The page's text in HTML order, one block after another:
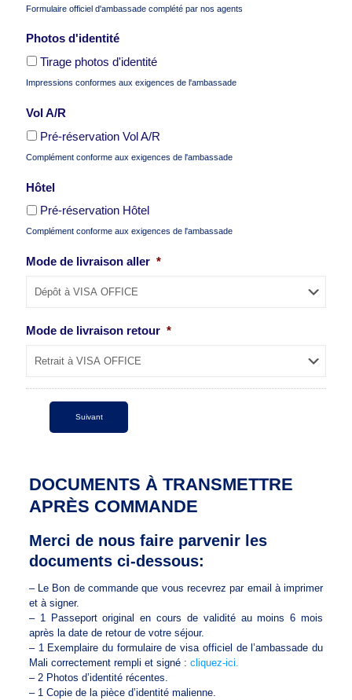
Formulaire officiel d'ambassade complété par nos agents
Photos d'identité
Tirage photos d'identité
Impressions conformes aux exigences de l'ambassade
Vol A/R
Pré-réservation Vol A/R
Complément conforme aux exigences de l'ambassade
Hôtel
Pré-réservation Hôtel
Complément conforme aux exigences de l'ambassade
Mode de livraison aller *
Mode de livraison retour *
DOCUMENTS À TRANSMETTRE
APRÈS COMMANDE
Merci de nous faire parvenir les
documents ci-dessous:
– Le Bon de commande que vous recevrez par email à imprimer
et à signer.
– 1 Passeport original en cours de validité au moins 6 mois
après la date de retour de votre séjour.
– 1 Exemplaire du formulaire de visa officiel de l’ambassade du
Mali correctement rempli et signé : cliquez-ici.
– 2 Photos d’identité récentes.
– 1 Copie de la pièce d’identité malienne.